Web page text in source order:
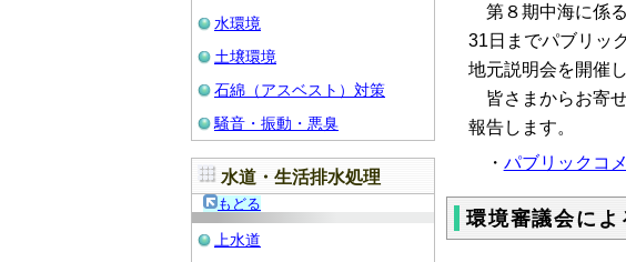
水環境
土壌環境
石綿（アスベスト）対策
騒音・振動・悪臭
水道・生活排水処理
もどる
上水道
第８期中海に係
31日までパブリッ
地元説明会を開催
皆さまからお寄
報告します。
・ パブリックコ
環境審議会によ